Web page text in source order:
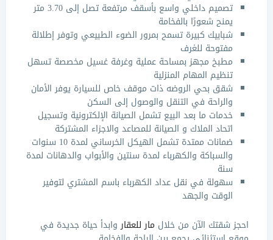
تصميم داخلي واسع بأسقف مرتفعة تصل إلى 3.70 متر
يمنح شعورًا بالفخامة
شبابيك كبيرة تسمح بمرور الضوء الطبيعي وتوفر إطلالة
مفتوحة للغرف
مطبخ مجهز بمساحة عملية وغرفة غسيل مخصصة تسهل
تنظيم المهام المنزلية
شقق بحي الروضهذات موقف خاص للسيارة يوفر الأمان
والراحة في التنقل والوصول إلى السكن
خدمات ما بعد البيع تشمل الصيانة الإلكترونية وتسجيل
اتحاد الملاك و الصيانة للمصاعد والاجزاء المشتركة
ضمانات ممتدة تشمل الهيكل الخرساني لمدة 10 سنوات
والسباكة والكهرباء لمدة سنتين والأبواب والدهانات لمدة
سنة
سهولة في نقل عداد الكهرباء باسم المشتري لتوفير
الوقت والجهد
احجز شقتك الآن من خلال مار للعقاروابدأ حياة جديدة في